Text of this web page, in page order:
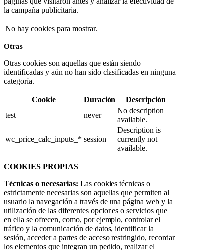
la campaña publicitaria.
No hay cookies para mostrar.
Otras
Otras cookies son aquellas que están siendo
identificadas y aún no han sido clasificadas en ninguna
categoría.
Cookie Duración
Descripción
test
never
No description
available.
wc_price_calc_inputs_* session
Description is
currently not
available.
COOKIES PROPIAS
Técnicas o necesarias: Las cookies técnicas o
estrictamente necesarias son aquellas que permiten al
usuario la navegación a través de una página web y la
utilización de las diferentes opciones o servicios que
en ella se ofrecen, como, por ejemplo, controlar el
tráfico y la comunicación de datos, identificar la
sesión, acceder a partes de acceso restringido, recordar
los elementos que integran un pedido, realizar el